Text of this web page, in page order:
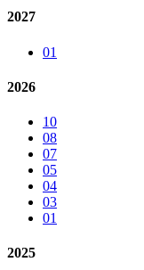
2027
01
2026
10
08
07
05
04
03
01
2025